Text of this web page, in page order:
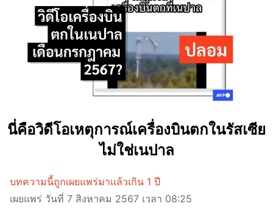
นี่คือวิดีโอเหตุการณ์เครื่องบินตกในรัสเซีย
ไม่ใช่เนปาล
บทความนี้ถูกเผยแพร่มาแล้วเกิน 1 ปี
เผยแพร่ วันที่ 7 สิงหาคม 2567 เวลา 08:25